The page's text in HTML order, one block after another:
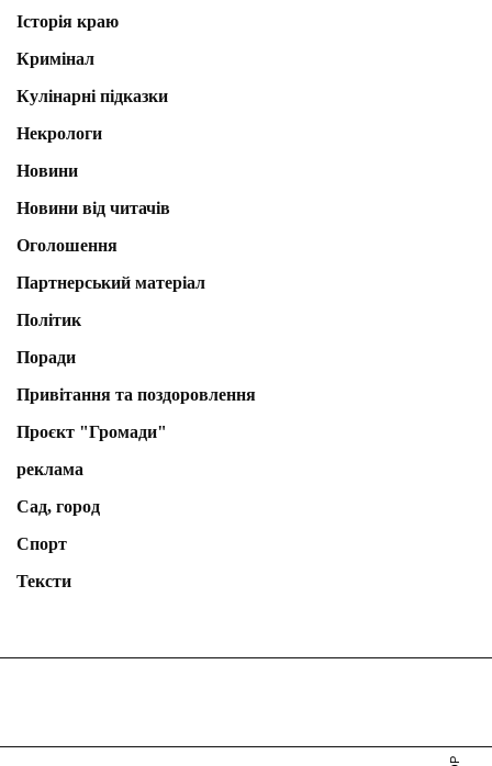
Історія краю
Кримінал
Кулінарні підказки
Некрологи
Новини
Новини від читачів
Оголошення
Партнерський матеріал
Політик
Поради
Привітання та поздоровлення
Проєкт "Громади"
реклама
Сад, город
Спорт
Тексти